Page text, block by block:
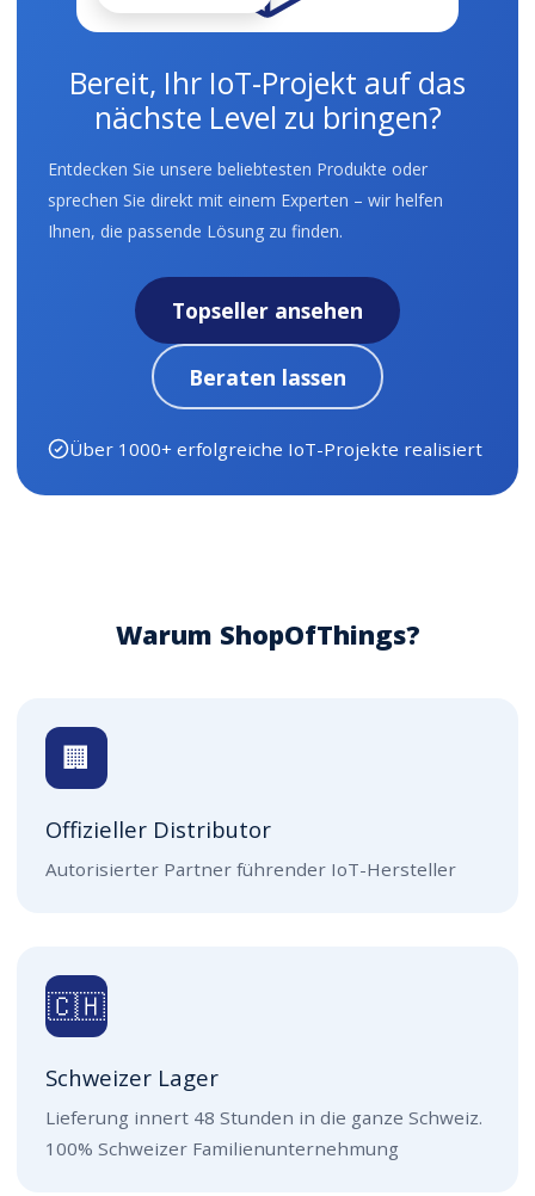
Bereit, Ihr IoT-Projekt auf das
nächste Level zu bringen?
Entdecken Sie unsere beliebtesten Produkte oder
sprechen Sie direkt mit einem Experten – wir helfen
Ihnen, die passende Lösung zu finden.
Topseller ansehen
Beraten lassen
Über 1000+ erfolgreiche IoT-Projekte realisiert
Warum ShopOfThings?
🏢
Offizieller Distributor
Autorisierter Partner führender IoT-Hersteller
🇨🇭
Schweizer Lager
Lieferung innert 48 Stunden in die ganze Schweiz.
100% Schweizer Familienunternehmung